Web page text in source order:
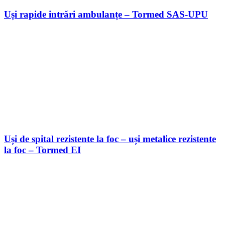
Uși rapide intrări ambulanțe – Tormed SAS-UPU
Uși de spital rezistente la foc – uși metalice rezistente
la foc – Tormed EI